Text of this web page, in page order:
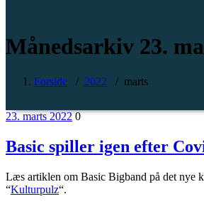
Månedsarkiv 23.
Forside / 2022 / marts
23. marts 2022 0
Basic spiller igen efter
Læs artiklen om Basic Bigband på det nye
“Kulturpulz“.